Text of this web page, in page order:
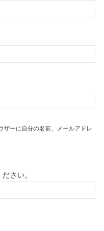
ザーに自分の名前、メールアドレ
さい。